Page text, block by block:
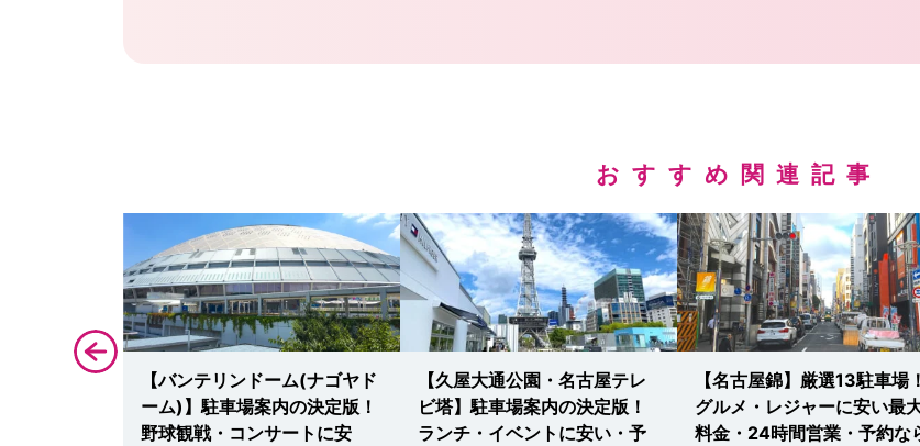
おすすめ関連記事
厳選19駐
【バンテリンドーム(ナゴヤド
ーム)】駐車場案内の決定版！
野球観戦・コンサートに安
【久屋大通公園・名古屋テレ
ビ塔】駐車場案内の決定版！
ランチ・イベントに安い・予
【名古屋錦】厳選13駐車場！
グルメ・レジャーに安い最
料金・24時間営業・予約な